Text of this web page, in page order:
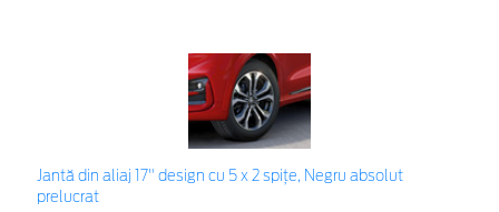
Jantă din aliaj 17" design cu 5 x 2 spițe, Negru absolut
prelucrat